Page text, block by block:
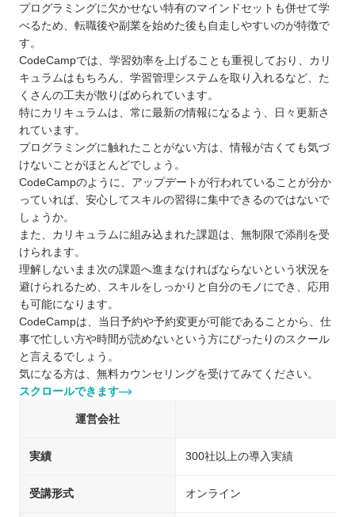
プログラミングに欠かせない特有のマインドセットも併せて学
べるため、転職後や副業を始めた後も自走しやすいのが特徴で
す。
CodeCampでは、学習効率を上げることも重視しており、カリ
キュラムはもちろん、学習管理システムを取り入れるなど、た
くさんの工夫が散りばめられています。
特にカリキュラムは、常に最新の情報になるよう、日々更新さ
れています。
プログラミングに触れたことがない方は、情報が古くても気づ
けないことがほとんどでしょう。
CodeCampのように、アップデートが行われていることが分か
っていれば、安心してスキルの習得に集中できるのではないで
しょうか。
また、カリキュラムに組み込まれた課題は、無制限で添削を受
けられます。
理解しないまま次の課題へ進まなければならないという状況を
避けられるため、スキルをしっかりと自分のモノにでき、応用
も可能になります。
CodeCampは、当日予約や予約変更が可能であることから、仕
事で忙しい方や時間が読めないという方にぴったりのスクール
と言えるでしょう。
気になる方は、無料カウンセリングを受けてみてください。
スクロールできます
運営会社
実績 300社以上の導入実績
受講形式 オンライン